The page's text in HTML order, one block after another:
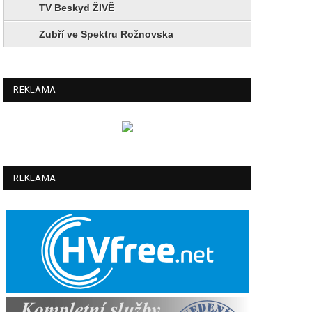
TV Beskyd ŽIVĚ
Zubří ve Spektru Rožnovska
REKLAMA
REKLAMA